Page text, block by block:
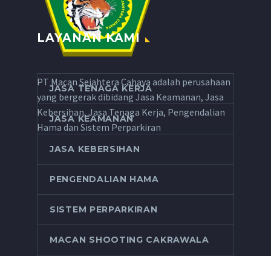
PT Macan Sejahtera Cahaya adalah perusahaan
yang bergerak dibidang Jasa Keamanan, Jasa
Kebersihan, Jasa Tenaga Kerja, Pengendalian
Hama dan Sistem Perparkiran
LAYANAN KAMI
JASA TENAGA KERJA
JASA KEAMANAN
JASA KEBERSIHAN
PENGENDALIAN HAMA
SISTEM PERPARKIRAN
MACAN SHOOTING CAKRAWALA